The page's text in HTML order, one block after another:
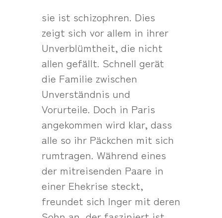
sie ist schizophren. Dies
zeigt sich vor allem in ihrer
Unverblümtheit, die nicht
allen gefällt. Schnell gerät
die Familie zwischen
Unverständnis und
Vorurteile. Doch in Paris
angekommen wird klar, dass
alle so ihr Päckchen mit sich
rumtragen. Während eines
der mitreisenden Paare in
einer Ehekrise steckt,
freundet sich Inger mit deren